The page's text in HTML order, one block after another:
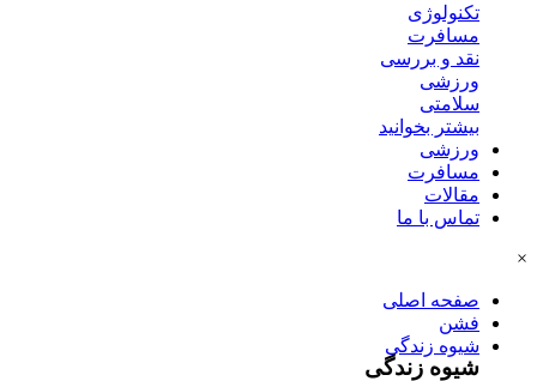
تکنولوژی
مسافرت
نقد و بررسی
ورزشی
سلامتی
بیشتر بخوانید
ورزشی
مسافرت
مقالات
تماس با ما
×
صفحه اصلی
فشن
شیوه زندگی
شیوه زندگی